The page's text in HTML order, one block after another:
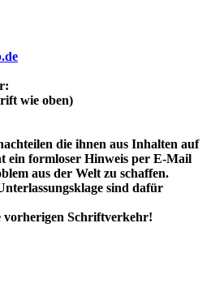
wie oben)
die ihnen aus Inhalten auf
ein formloser Hinweis per E-Mail
aus der Welt zu schaffen.
sind dafür
vorherigen Schriftverkehr!